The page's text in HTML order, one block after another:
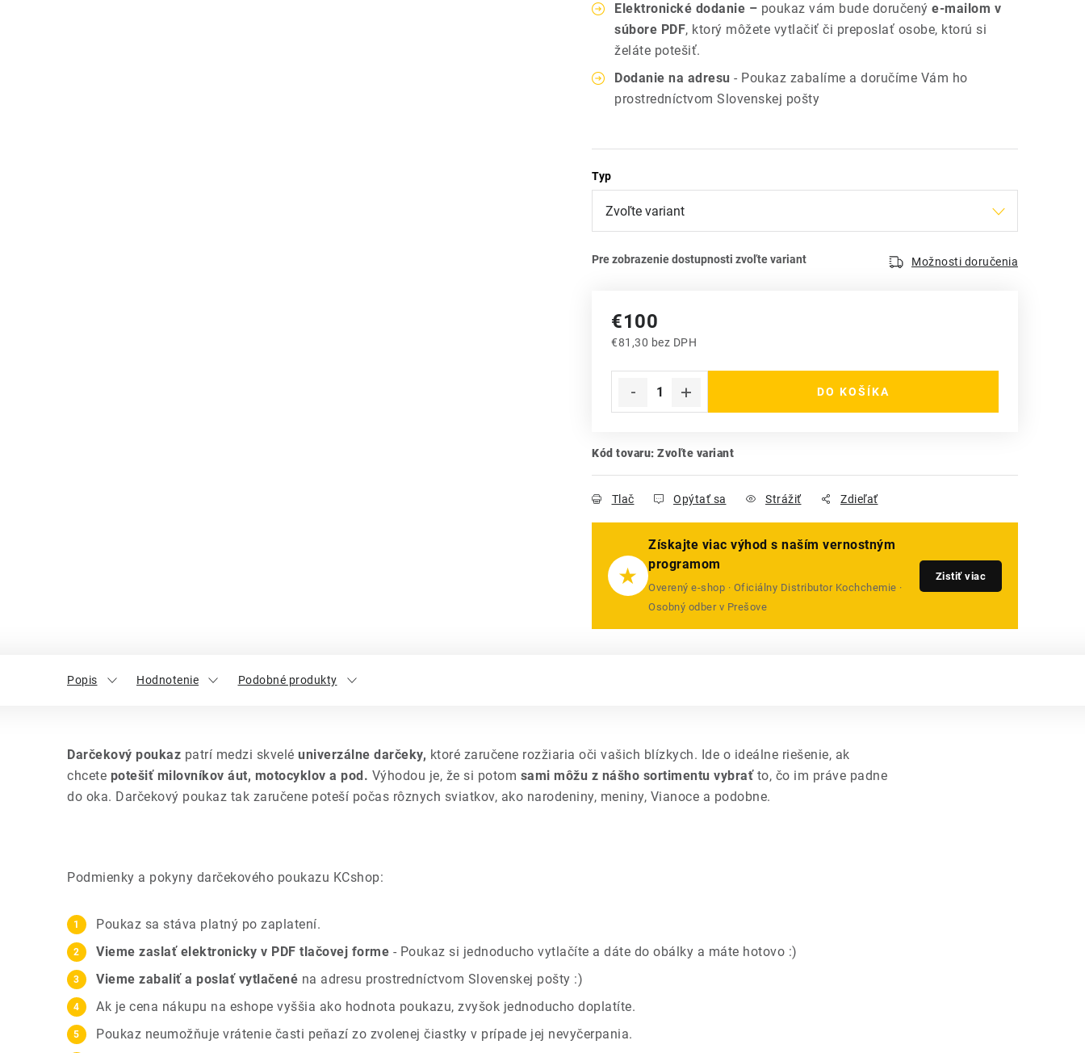
Elektronické dodanie – poukaz vám bude doručený e-mailom v
súbore PDF, ktorý môžete vytlačiť či preposlať osobe, ktorú si
želáte potešiť.
Dodanie na adresu - Poukaz zabalíme a doručíme Vám ho
prostredníctvom Slovenskej pošty
Typ
Možnosti doručenia
€100
€81,30 bez DPH
DO KOŠÍKA
Kód tovaru: Zvoľte variant
Tlač Opýtať sa Strážiť Zdieľať
★
Získajte viac výhod s naším vernostným
programom
Overený e-shop · Oficiálny Distributor Kochchemie ·
Osobný odber v Prešove
Zistiť viac
Popis Hodnotenie Podobné produkty
Darčekový poukaz patrí medzi skvelé univerzálne darčeky, ktoré zaručene rozžiaria oči vašich blízkych. Ide o ideálne riešenie, ak
chcete potešiť milovníkov áut, motocyklov a pod. Výhodou je, že si potom sami môžu z nášho sortimentu vybraťto, čo im práve padne
do oka. Darčekový poukaz tak zaručene poteší počas rôznych sviatkov, ako narodeniny, meniny, Vianoce a podobne.
Podmienky a pokyny darčekového poukazu KCshop:
Poukaz sa stáva platný po zaplatení.
Vieme zaslať elektronicky v PDF tlačovej forme - Poukaz si jednoducho vytlačíte a dáte do obálky a máte hotovo :)
Vieme zabaliť a poslať vytlačené na adresu prostredníctvom Slovenskej pošty :)
Ak je cena nákupu na eshope vyššia ako hodnota poukazu, zvyšok jednoducho doplatíte.
Poukaz neumožňuje vrátenie časti peňazí zo zvolenej čiastky v prípade jej nevyčerpania.